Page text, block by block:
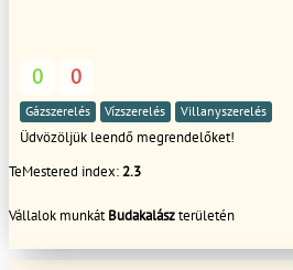
0 0
Gázszerelés Vízszerelés Villanyszerelés
Üdvözöljük leendő megrendelőket!
TeMestered index:2.3
Vállalok munkátBudakalászterületén